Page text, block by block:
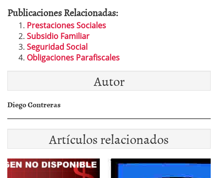
Publicaciones Relacionadas:
Prestaciones Sociales
Subsidio Familiar
Seguridad Social
Obligaciones Parafiscales
Autor
Diego Contreras
Artículos relacionados